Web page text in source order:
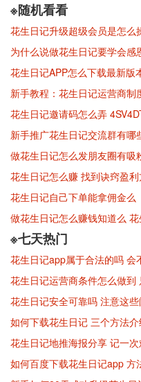
※随机看看
花生日记升级超级会员是怎么
为什么说做花生日记要学会感
花生日记APP怎么下载最新版
新手教程：花生日记运营商制
花生日记邀请码怎么弄
新手推广花生日记交流群有哪
做花生日记怎么发朋友圈有吸
花生日记怎么赚 找到诀窍盈
花生日记自己下单能拿佣金么
做花生日记怎么赚钱知道么
※七天热门
花生日记app属于合法的吗 会
花生日记运营商条件怎么做到
花生日记安全可靠吗 注意这
如何下载花生日记 三个方法
花生日记地推海报分享 记一
如何百度下载花生日记app 方